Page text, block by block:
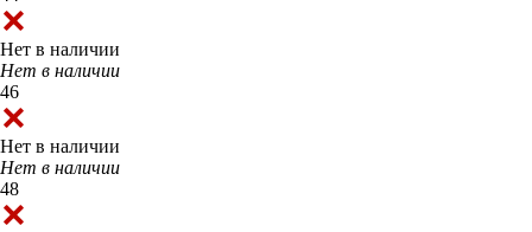
Нет в наличии
Нет в наличии
46
Нет в наличии
Нет в наличии
48